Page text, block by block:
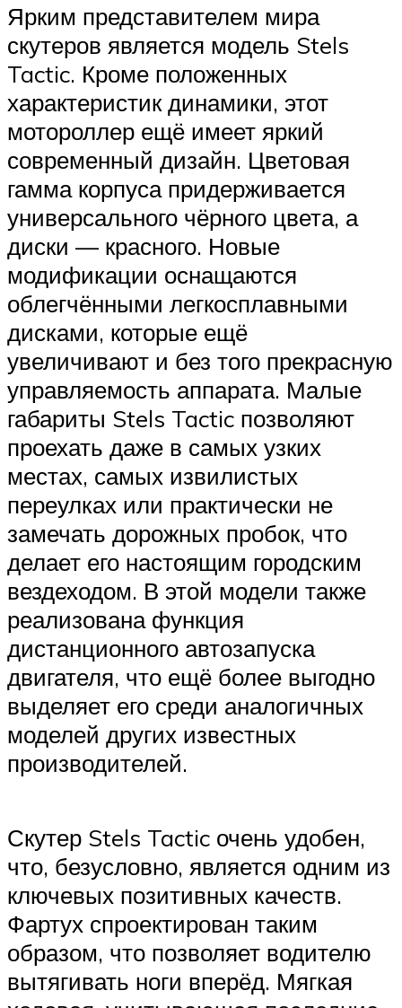
Ярким представителем мира
скутеров является модель Stels
Tactic. Кроме положенных
характеристик динамики, этот
мотороллер ещё имеет яркий
современный дизайн. Цветовая
гамма корпуса придерживается
универсального чёрного цвета, а
диски — красного. Новые
модификации оснащаются
облегчёнными легкосплавными
дисками, которые ещё
увеличивают и без того прекрасную
управляемость аппарата. Малые
габариты Stels Tactic позволяют
проехать даже в самых узких
местах, самых извилистых
переулках или практически не
замечать дорожных пробок, что
делает его настоящим городским
вездеходом. В этой модели также
реализована функция
дистанционного автозапуска
двигателя, что ещё более выгодно
выделяет его среди аналогичных
моделей других известных
производителей.
Скутер Stels Tactic очень удобен,
что, безусловно, является одним из
ключевых позитивных качеств.
Фартух спроектирован таким
образом, что позволяет водителю
вытягивать ноги вперёд. Мягкая